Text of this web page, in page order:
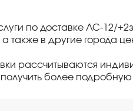
по доставке ЛС-12/
также в другие города
рассчитываются
получить более